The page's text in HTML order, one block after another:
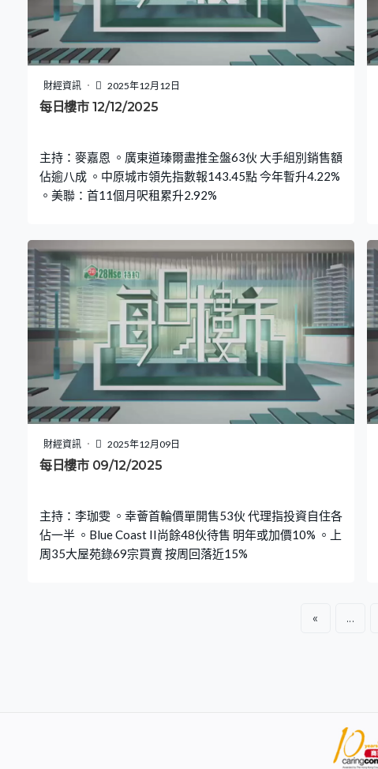
財經資訊 2025年12月12日
每日樓市 12/12/2025
主持：麥嘉恩 。廣東道瑧爾盡推全盤63伙 大手組別銷售額
佔逾八成 。中原城市領先指數報143.45點 今年暫升4.22%
。美聯：首11個月呎租累升2.92%
財經資訊 2025年12月09日
每日樓市 09/12/2025
主持：李珈雯 。幸薈首輪價單開售53伙 代理指投資自住各
佔一半 。Blue Coast II尚餘48伙待售 明年或加價10% 。上
周35大屋苑錄69宗買賣 按周回落近15%
« ...